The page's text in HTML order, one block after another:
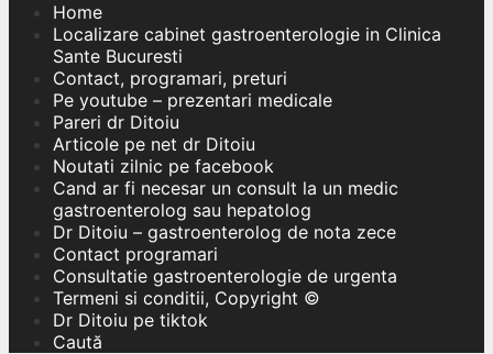
Home
Localizare cabinet gastroenterologie in Clinica
Sante Bucuresti
Contact, programari, preturi
Pe youtube – prezentari medicale
Pareri dr Ditoiu
Articole pe net dr Ditoiu
Noutati zilnic pe facebook
Cand ar fi necesar un consult la un medic
gastroenterolog sau hepatolog
Dr Ditoiu – gastroenterolog de nota zece
Contact programari
Consultatie gastroenterologie de urgenta
Termeni si conditii, Copyright ©
Dr Ditoiu pe tiktok
Caută